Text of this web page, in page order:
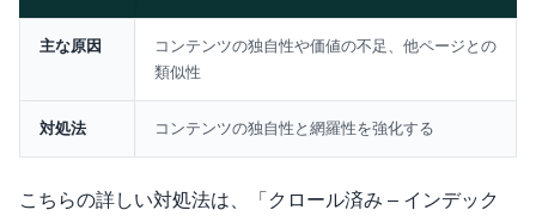
主な原因
コンテンツの独自性や価値の不足、他ページとの
類似性
対処法 コンテンツの独自性と網羅性を強化する
こちらの詳しい対処法は、
「クロール済み – インデック